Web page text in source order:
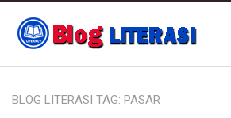
BLOG LITERASI TAG: PASAR